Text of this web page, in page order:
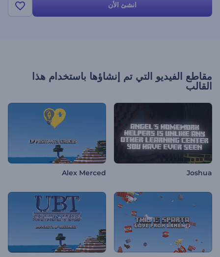
انشئ الأن
مقاطع الفيديو التي تم إنشاؤها باستخدام هذا
القالب
Joshua
Alex Merced